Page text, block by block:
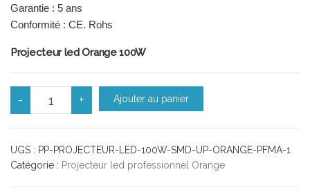
Garantie : 5 ans
Conformité : CE. Rohs
Projecteur led Orange 100W
- quantité de Projecteur led 100W Orange professionnel
+ Ajouter au panier
UGS : PP-PROJECTEUR-LED-100W-SMD-UP-ORANGE-PFMA-1
Catégorie : Projecteur led professionnel Orange